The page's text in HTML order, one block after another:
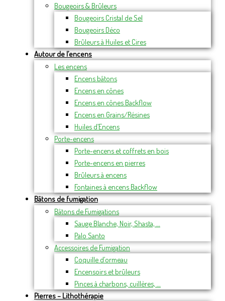
Bougeoirs & Brûleurs
Bougeoirs Cristal de Sel
Bougeoirs Déco
Brûleurs à Huiles et Cires
Autour de l’encens
Les encens
Encens bâtons
Encens en cônes
Encens en cônes Backflow
Encens en Grains/Résines
Huiles d’Encens
Porte-encens
Porte-encens et coffrets en bois
Porte-encens en pierres
Brûleurs à encens
Fontaines à encens Backflow
Bâtons de fumigation
Bâtons de Fumigations
Sauge Blanche, Noir, Shasta, …
Palo Santo
Accessoires de Fumigation
Coquille d’ormeau
Encensoirs et brûleurs
Pinces à charbons, cuillères, …
Pierres – Lithothérapie